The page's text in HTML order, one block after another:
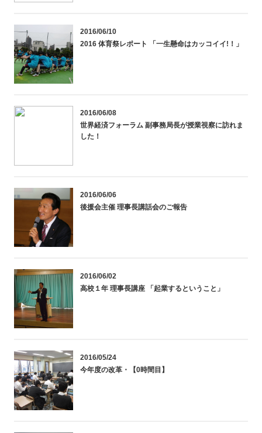
2016/06/10
2016 体育祭レポート 「一生懸命はカッコイイ!！」
2016/06/08
世界経済フォーラム 副事務局長が授業視察に訪れま
した！
2016/06/06
後援会主催 理事長講話会のご報告
2016/06/02
高校１年 理事長講座 「起業するということ」
2016/05/24
今年度の改革・【0時間目】